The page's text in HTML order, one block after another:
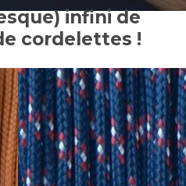
infini de
cordelettes !